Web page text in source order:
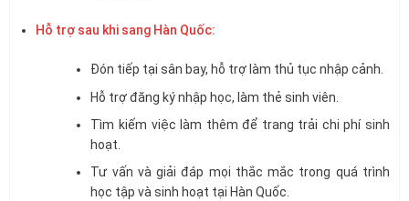
Hỗ trợ sau khi sang Hàn Quốc:
Đón tiếp tại sân bay, hỗ trợ làm thủ tục nhập cảnh.
Hỗ trợ đăng ký nhập học, làm thẻ sinh viên.
Tìm kiếm việc làm thêm để trang trải chi phí sinh
hoạt.
Tư vấn và giải đáp mọi thắc mắc trong quá trình
học tập và sinh hoạt tại Hàn Quốc.